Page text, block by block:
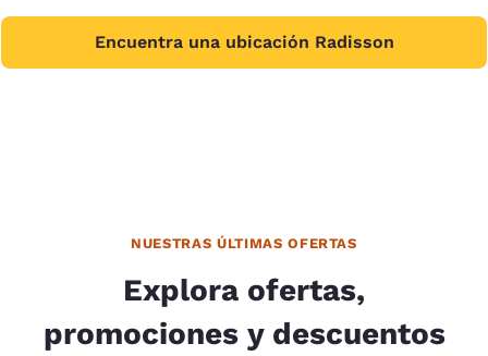
Encuentra una ubicación Radisson
NUESTRAS ÚLTIMAS OFERTAS
Explora ofertas,
promociones y descuentos